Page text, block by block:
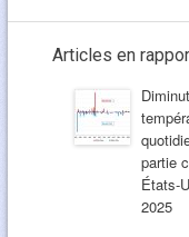
Articles en
partie
États-
2025